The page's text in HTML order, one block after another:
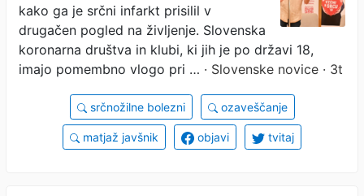
kako ga je srčni infarkt prisilil v
drugačen pogled na življenje. Slovenska
koronarna društva in klubi, ki jih je po državi 18,
imajo pomembno vlogo pri … · Slovenske novice · 3t
srčnožilne bolezni ozaveščanje
matjaž javšnik objavi tvitaj